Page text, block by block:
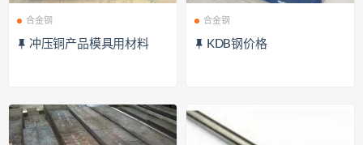
合金钢
冲压铜产品模具用材料
合金钢
KDB钢价格